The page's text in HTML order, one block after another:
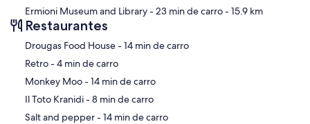
Exclusive Experiences & Bespoke Services
• Private chef & gastronomy experiences – seasonal menus, private
dinners, cooking classes, curated wine pairings
• Private boat charters – explore hidden coves, nearby islands, and
Porto Heli’s stunning coastline
• Luxury bicycle & e-bike rentals – scenic coastal rides with full
professional gear
• Dedicated childcare & activity days – professional babysitting,
Ermioni Museum and Library- 23 min de carro- 15.9 km
Restaurantes
‪Drougas Food House - ‬14 min de carro
‪Retro - ‬4 min de carro
‪Monkey Moo - ‬14 min de carro
‪Il Toto Kranidi - ‬8 min de carro
‪Salt and pepper - ‬14 min de carro